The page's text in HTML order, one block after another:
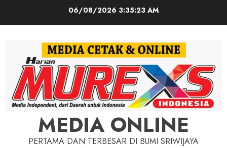
06/08/2026 3:35:25 AM
MEDIA ONLINE
PERTAMA DAN TERBESAR DI BUMI SRIWIJAYA